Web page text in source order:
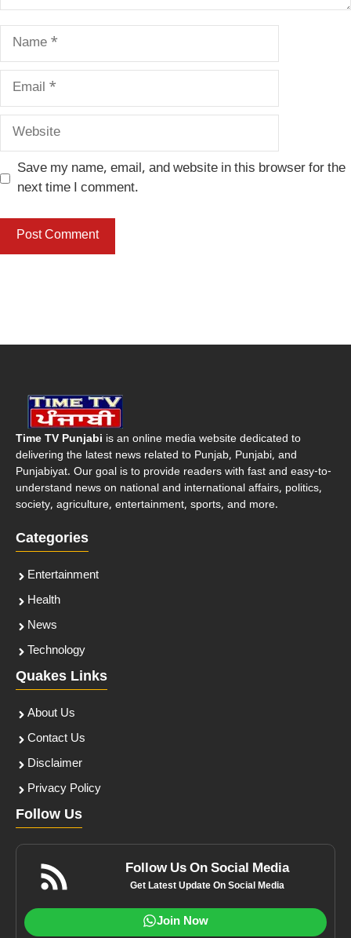
Name
Email
Website
Save my name, email, and website in this browser for the
next time I comment.
Time TV Punjabi is an online media website dedicated to
delivering the latest news related to Punjab, Punjabi, and
Punjabiyat. Our goal is to provide readers with fast and easy-to-
understand news on national and international affairs, politics,
society, agriculture, entertainment, sports, and more.
Categories
Entertainment
Health
News
Technology
Quakes Links
About Us
Contact Us
Disclaimer
Privacy Policy
Follow Us
Follow Us On Social Media
Get Latest Update On Social Media
Join Now